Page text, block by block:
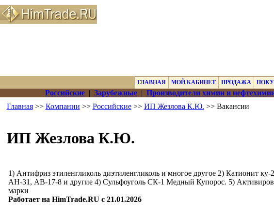
ГЛАВНАЯ МОЙ КАБИНЕТ ПРОДАЖА
Российские| Зарубежные| Производители химии и
Главная>> Компании >> Российские>> ИП Жезлова К.Ю. >> Вакансии
ИП Жезлова К.Ю.
1) Антифриз этиленгликоль диэтиленгликоль и многое другое 2) Катионит
АН-31, АВ-17-8 и другие 4) Сульфоуголь СК-1 Медный Купорос. 5)
марки
Работает на HimTrade.RU с 21.01.2026